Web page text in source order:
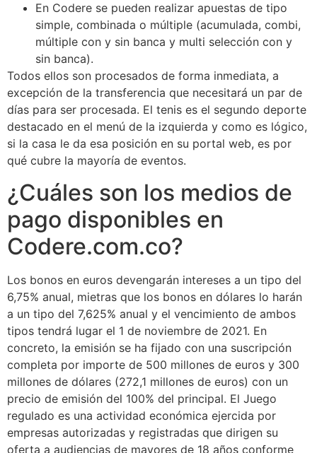
En Codere se pueden realizar apuestas de tipo
simple, combinada o múltiple (acumulada, combi,
múltiple con y sin banca y multi selección con y
sin banca).
Todos ellos son procesados de forma inmediata, a
excepción de la transferencia que necesitará un par de
días para ser procesada. El tenis es el segundo deporte
destacado en el menú de la izquierda y como es lógico,
si la casa le da esa posición en su portal web, es por
qué cubre la mayoría de eventos.
¿Cuáles son los medios de
pago disponibles en
Codere.com.co?
Los bonos en euros devengarán intereses a un tipo del
6,75% anual, mietras que los bonos en dólares lo harán
a un tipo del 7,625% anual y el vencimiento de ambos
tipos tendrá lugar el 1 de noviembre de 2021. En
concreto, la emisión se ha fijado con una suscripción
completa por importe de 500 millones de euros y 300
millones de dólares (272,1 millones de euros) con un
precio de emisión del 100% del principal. El Juego
regulado es una actividad económica ejercida por
empresas autorizadas y registradas que dirigen su
oferta a audiencias de mayores de 18 años conforme